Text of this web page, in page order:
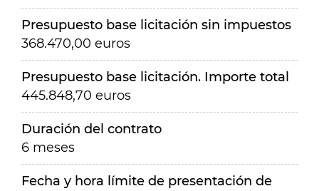
Presupuesto base licitación sin impuestos
368.470,00 euros
Presupuesto base licitación. Importe total
445.848,70 euros
Duración del contrato
6 meses
Fecha y hora límite de presentación de